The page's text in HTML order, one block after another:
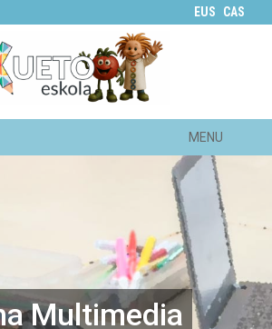
EUS CAS
MENU
Multimedia